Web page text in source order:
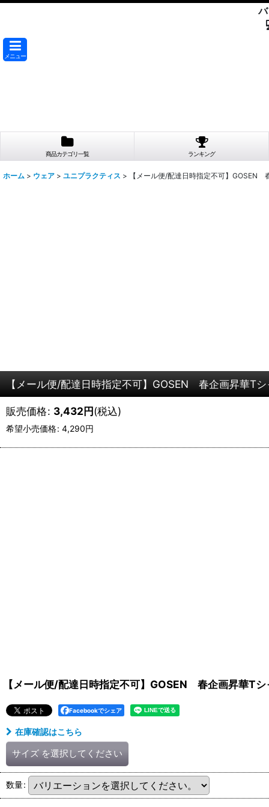
メニュー
商品カテゴリ一覧 ランキング
ホーム > ウェア > ユニプラクティス > 【メール便/配達日時指定不可】
【メール便/配達日時指定不可】GOSEN 春企画昇華T
販売価格: 3,432円(税込)
希望小売価格: 4,290円
【メール便/配達日時指定不可】GOSEN 春企画昇華T
Facebookでシェア
在庫確認はこちら
サイズ を選択してください
数量: